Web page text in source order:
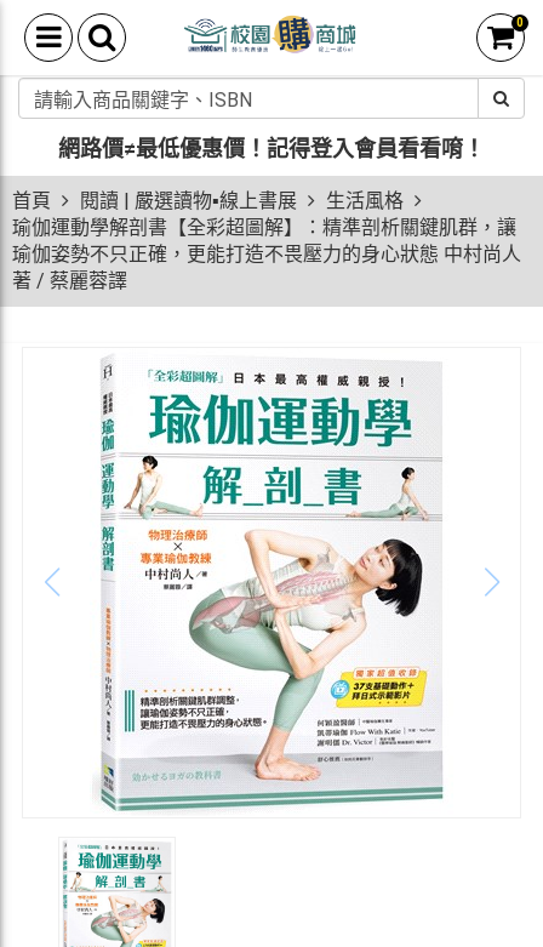
0
網路價≠最低優惠價！ 記得登入會員看看唷！
首頁 閱讀 | 嚴選讀物▪線上書展
生活風格
瑜伽運動學解剖書【全彩超圖解】：精準剖析關鍵肌群，讓
瑜伽姿勢不只正確，更能打造不畏壓力的身心狀態 中村尚人
著 / 蔡麗蓉譯